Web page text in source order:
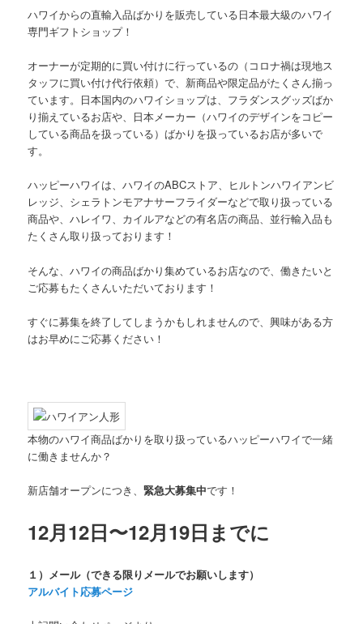
ハワイからの直輸入品ばかりを販売している日本最大級のハワイ
専門ギフトショップ！
オーナーが定期的に買い付けに行っているの（コロナ禍は現地ス
タッフに買い付け代行依頼）で、新商品や限定品がたくさん揃っ
ています。日本国内のハワイショップは、フラダンスグッズばか
り揃えているお店や、日本メーカー（ハワイのデザインをコピー
している商品を扱っている）ばかりを扱っているお店が多いで
す。
ハッピーハワイは、ハワイのABCストア、ヒルトンハワイアンビ
レッジ、シェラトンモアナサーフライダーなどで取り扱っている
商品や、ハレイワ、カイルアなどの有名店の商品、並行輸入品も
たくさん取り扱っております！
そんな、ハワイの商品ばかり集めているお店なので、働きたいと
ご応募もたくさんいただいております！
すぐに募集を終了してしまうかもしれませんので、興味がある方
はお早めにご応募ください！
本物のハワイ商品ばかりを取り扱っているハッピーハワイで一緒
に働きませんか？
新店舗オープンにつき、緊急大募集中です！
12月12日〜12月19日までに
１）メール（できる限りメールでお願いします）
アルバイト応募ページ